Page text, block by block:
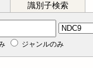
識別子検索
ジャンルのみ